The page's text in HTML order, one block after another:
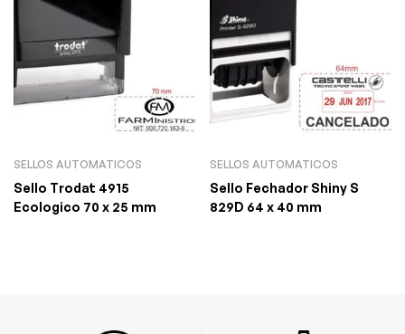
SELLOS AUTOMATICOS
Sello Trodat 4915
Ecologico 70 x 25 mm
SELLOS AUTOMATICOS
Sello Fechador Shiny S
829D 64 x 40 mm